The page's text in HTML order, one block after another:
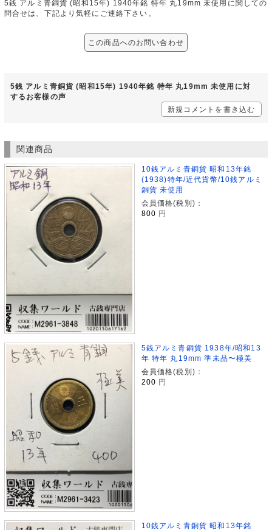
5銭 アルミ青銅貨 (昭和15年) 1940年銘 特年 丸19mm 未使用に関しての
問合せは、下記より気軽にご連絡下さい。
この商品へのお問い合わせ
5銭 アルミ青銅貨 (昭和15年) 1940年銘 特年 丸19mm 未使用に対
するお客様の声
新規コメントを書き込む
関連商品
10銭アルミ青銅貨 昭和13年銘
(1938)特年/近代貨幣/10銭アルミ
銅貨 未使用
会員価格(税別)：
800 円
5銭アルミ青銅貨 1938年/昭和13
年 特年 丸19mm 準未品〜極美
会員価格(税別)：
200 円
10銭アルミ青銅貨 昭和13年銘